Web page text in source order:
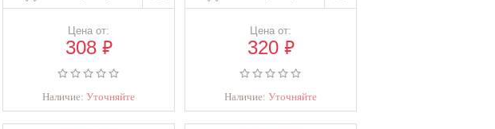
Цена от:
308 ₽
Наличие:Уточняйте
Цена от:
320 ₽
Наличие:Уточняйте